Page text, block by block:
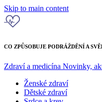
Skip to main content
CO ZPŮSOBUJE PODRÁŽDĚNÍ A
Zdraví a medicína Novinky,
Ženské zdraví
Dětské zdraví